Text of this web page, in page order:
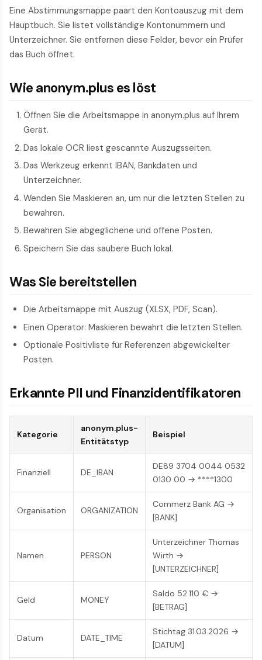
Eine Abstimmungsmappe paart den Kontoauszug mit dem
Hauptbuch. Sie listet vollständige Kontonummern und
Unterzeichner. Sie entfernen diese Felder, bevor ein Prüfer
das Buch öffnet.
Wie anonym.plus es löst
Öffnen Sie die Arbeitsmappe in anonym.plus auf Ihrem
Gerät.
Das lokale OCR liest gescannte Auszugsseiten.
Das Werkzeug erkennt IBAN, Bankdaten und
Unterzeichner.
Wenden Sie Maskieren an, um nur die letzten Stellen zu
bewahren.
Bewahren Sie abgeglichene und offene Posten.
Speichern Sie das saubere Buch lokal.
Was Sie bereitstellen
Die Arbeitsmappe mit Auszug (XLSX, PDF, Scan).
Einen Operator: Maskieren bewahrt die letzten Stellen.
Optionale Positivliste für Referenzen abgewickelter
Posten.
Erkannte PII und Finanzidentifikatoren
Kategorie
anonym.plus-
Entitätstyp
Beispiel
Finanziell DE_IBAN
DE89 3704 0044 0532
0130 00 → ****1300
Organisation ORGANIZATION
Commerz Bank AG →
[BANK]
Namen PERSON
Unterzeichner Thomas
Wirth →
[UNTERZEICHNER]
Geld MONEY
Saldo 52.110 € →
[BETRAG]
Datum DATE_TIME
Stichtag 31.03.2026 →
[DATUM]